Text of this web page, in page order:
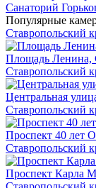
Санаторий
Популярные
Ставропольский
Площадь Ленина,
Ставропольский
Центральная
Ставропольский
Проспект 40 лет
Ставропольский
Проспект Карла